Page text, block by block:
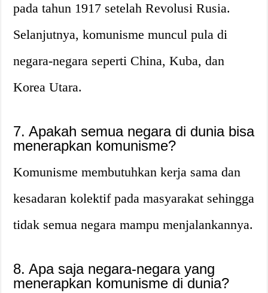
pada tahun 1917 setelah Revolusi Rusia.
Selanjutnya, komunisme muncul pula di
negara-negara seperti China, Kuba, dan
Korea Utara.
7. Apakah semua negara di dunia bisa
menerapkan komunisme?
Komunisme membutuhkan kerja sama dan
kesadaran kolektif pada masyarakat sehingga
tidak semua negara mampu menjalankannya.
8. Apa saja negara-negara yang
menerapkan komunisme di dunia?